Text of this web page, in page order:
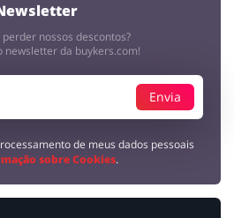
nossos descontos?
newsletter da buykers.com!
Envia
de meus dados pessoais
sobre Cookies.